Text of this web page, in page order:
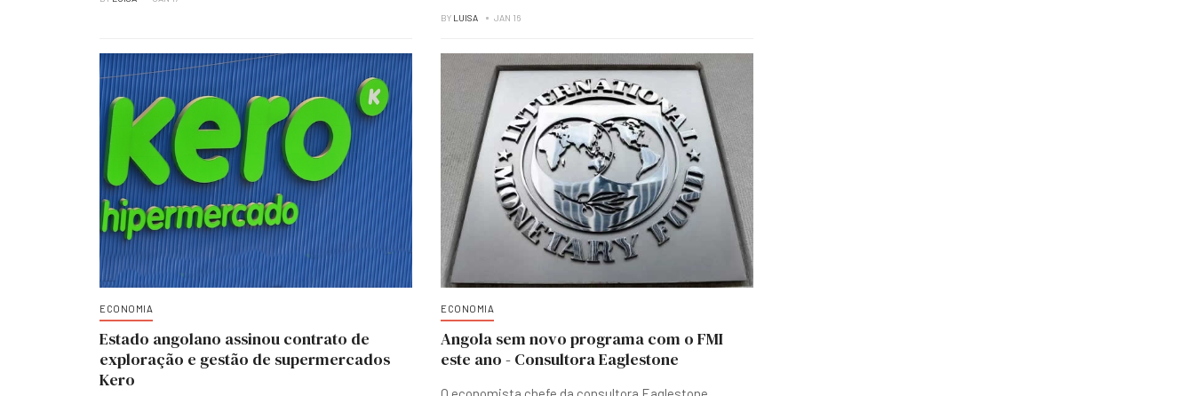
BY LUISA JAN 16
ECONOMIA
Estado angolano assinou contrato de
exploração e gestão de supermercados
Kero
ECONOMIA
Angola sem novo programa com o FMI
este ano - Consultora Eaglestone